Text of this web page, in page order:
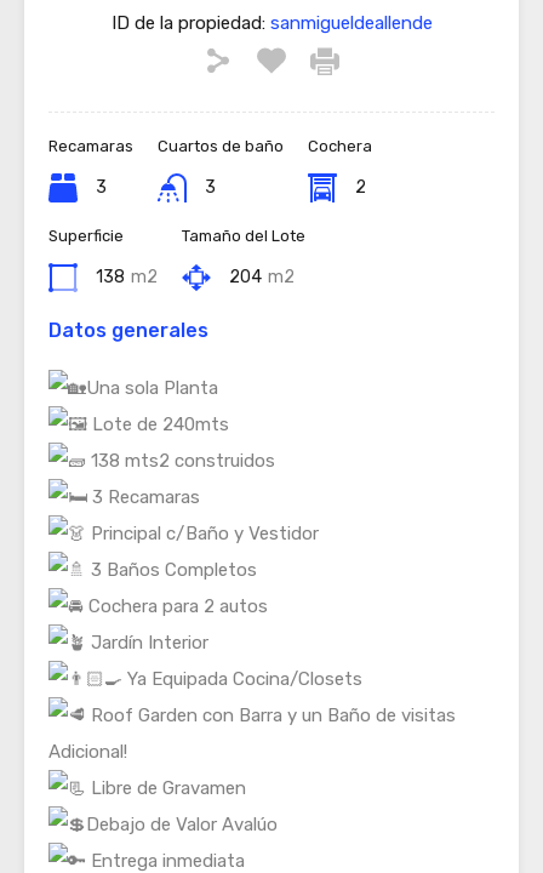
ID de la propiedad:sanmigueldeallende
Recamaras
3
Cuartos de baño
3
Cochera
2
Superficie
138 m2
Tamaño del Lote
204 m2
Datos generales
Una sola Planta
Lote de 240mts
138 mts2 construidos
3 Recamaras
Principal c/Baño y Vestidor
3 Baños Completos
Cochera para 2 autos
Jardín Interior
Ya Equipada Cocina/Closets
Roof Garden con Barra y un Baño de visitas
Adicional!
Libre de Gravamen
Debajo de Valor Avalúo
Entrega inmediata